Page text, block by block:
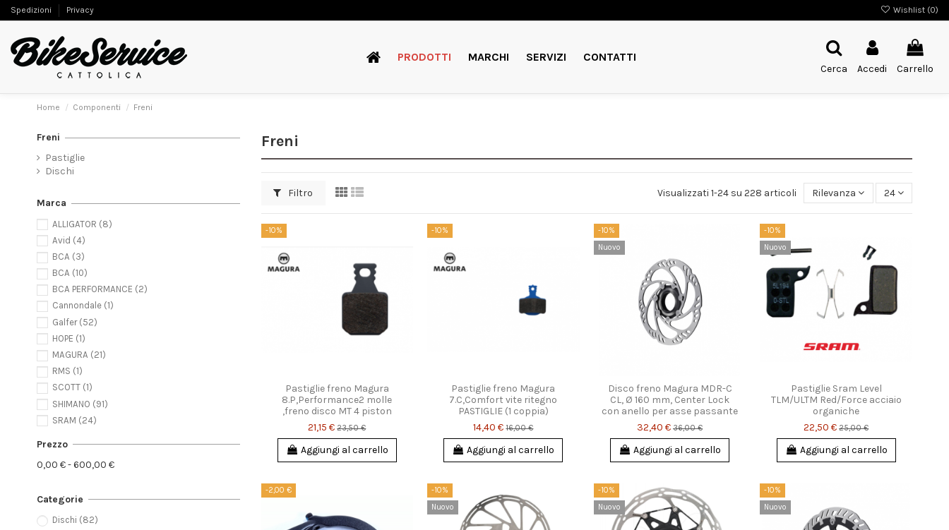
Spedizioni Privacy Wishlist (0)
PRODOTTI MARCHI SERVIZI CONTATTI
Cerca Accedi Carrello
Home Componenti Freni
Freni
Filtro Visualizzati 1-24 su 228 articoli Rilevanza 24
-10%
Pastiglie freno Magura
8.P,Performance2 molle
,freno disco MT 4 piston
21,15 € 23,50 €
Aggiungi al carrello
-10%
Pastiglie freno Magura
7.C,Comfort vite ritegno
PASTIGLIE (1 coppia)
14,40 € 16,00 €
Aggiungi al carrello
-10%
Nuovo
Disco freno Magura MDR-C
CL, Ø 160 mm, Center Lock
con anello per asse passante
32,40 € 36,00 €
Aggiungi al carrello
-10%
Nuovo
Pastiglie Sram Level
TLM/ULTM Red/Force acciaio
organiche
22,50 € 25,00 €
Aggiungi al carrello
-2,00 €
-10%
Nuovo
-10%
Nuovo
-10%
Nuovo
Freni
Pastiglie
Dischi
Marca
ALLIGATOR (8)
Avid (4)
BCA (3)
BCA (10)
BCA PERFORMANCE (2)
Cannondale (1)
Galfer (52)
HOPE (1)
MAGURA (21)
RMS (1)
SCOTT (1)
SHIMANO (91)
SRAM (24)
Prezzo
0,00 € - 600,00 €
Categorie
Dischi (82)